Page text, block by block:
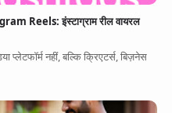
Reels: इंस्टाग्राम रील वायरल
प्लेटफॉर्म नहीं, बल्कि क्रिएटर्स, बिज़नेस